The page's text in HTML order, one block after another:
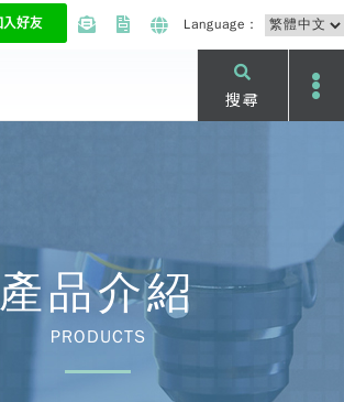
Language：
搜尋
產品介紹
PRODUCTS